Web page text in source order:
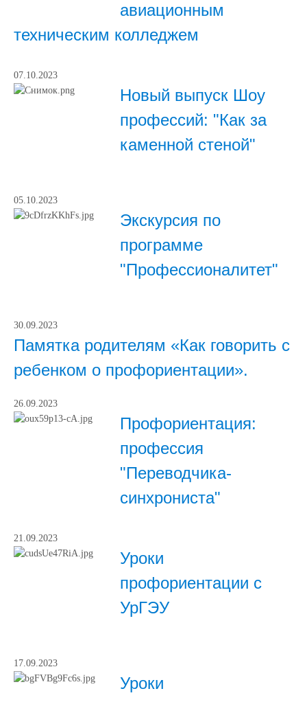
авиационным
техническим колледжем
07.10.2023
Новый выпуск Шоу
профессий: "Как за
каменной стеной"
05.10.2023
Экскурсия по
программе
"Профессионалитет"
30.09.2023
Памятка родителям «Как говорить с
ребенком о профориентации».
26.09.2023
Профориентация:
профессия
"Переводчика-
синхрониста"
21.09.2023
Уроки
профориентации с
УрГЭУ
17.09.2023
Уроки